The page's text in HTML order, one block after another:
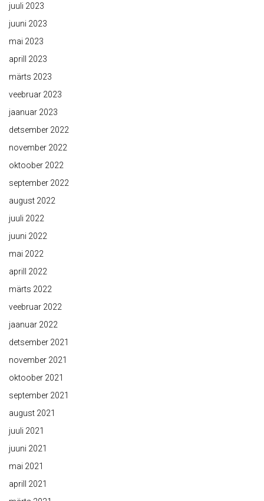
juuli 2023
juuni 2023
mai 2023
aprill 2023
märts 2023
veebruar 2023
jaanuar 2023
detsember 2022
november 2022
oktoober 2022
september 2022
august 2022
juuli 2022
juuni 2022
mai 2022
aprill 2022
märts 2022
veebruar 2022
jaanuar 2022
detsember 2021
november 2021
oktoober 2021
september 2021
august 2021
juuli 2021
juuni 2021
mai 2021
aprill 2021